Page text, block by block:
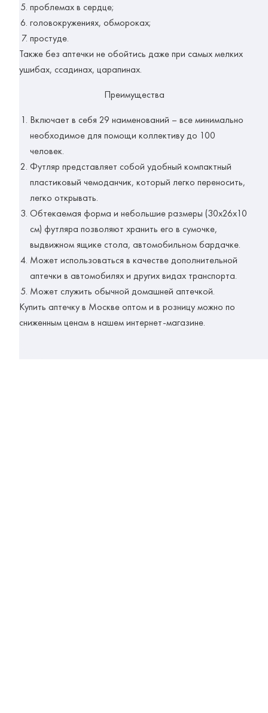
проблемах в сердце;
головокружениях, обмороках;
простуде.
Также без аптечки не обойтись даже при самых мелких
ушибах, ссадинах, царапинах.
Преимущества
Включает в себя 29 наименований – все минимально
необходимое для помощи коллективу до 100
человек.
Футляр представляет собой удобный компактный
пластиковый чемоданчик, который легко переносить,
легко открывать.
Обтекаемая форма и небольшие размеры (30х26х10
см) футляра позволяют хранить его в сумочке,
выдвижном ящике стола, автомобильном бардачке.
Может использоваться в качестве дополнительной
аптечки в автомобилях и других видах транспорта.
Может служить обычной домашней аптечкой.
Купить аптечку в Москве оптом и в розницу можно по
сниженным ценам в нашем интернет-магазине.